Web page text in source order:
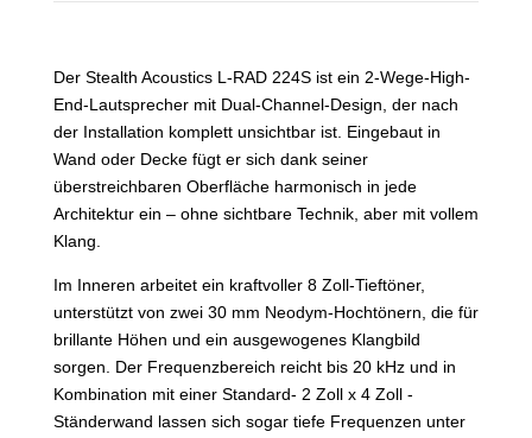
Der Stealth Acoustics L-RAD 224S ist ein 2-Wege-High-
End-Lautsprecher mit Dual-Channel-Design, der nach
der Installation komplett unsichtbar ist. Eingebaut in
Wand oder Decke fügt er sich dank seiner
überstreichbaren Oberfläche harmonisch in jede
Architektur ein – ohne sichtbare Technik, aber mit vollem
Klang.
Im Inneren arbeitet ein kraftvoller 8 Zoll-Tieftöner,
unterstützt von zwei 30 mm Neodym-Hochtönern, die für
brillante Höhen und ein ausgewogenes Klangbild
sorgen. Der Frequenzbereich reicht bis 20 kHz und in
Kombination mit einer Standard- 2 Zoll x 4 Zoll -
Ständerwand lassen sich sogar tiefe Frequenzen unter